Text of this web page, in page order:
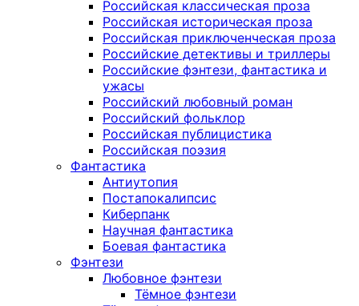
Российская классическая проза
Российская историческая проза
Российская приключенческая проза
Российские детективы и триллеры
Российские фэнтези, фантастика и
ужасы
Российский любовный роман
Российский фольклор
Российская публицистика
Российская поэзия
Фантастика
Антиутопия
Постапокалипсис
Киберпанк
Научная фантастика
Боевая фантастика
Фэнтези
Любовное фэнтези
Тёмное фэнтези